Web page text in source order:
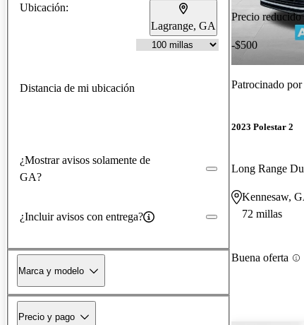
Ubicación:
Lagrange, GA
Distancia de mi ubicación
¿Mostrar avisos solamente de
GA?
¿Incluir avisos con entrega?
Marca y modelo
Precio y pago
Precio reducido
-$500
Patrocinado por
2023 Polestar 2
Long Range
Kennesaw,
72 millas
Buena oferta